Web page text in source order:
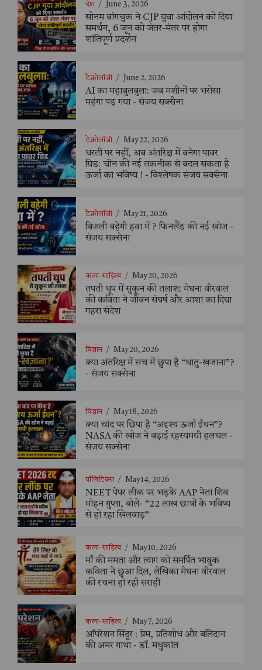
देश / June 3, 2026
सोनम वांगचुक ने CJP युवा आंदोलन को दिया
समर्थन, 6 जून को जंतर-मंतर पर होगा
शांतिपूर्ण प्रदर्शन
टेक्नोलॉजी / June 2, 2026
AI का महाबुलबुला: जब मशीनों पर भरोसा
महंगा पड़ गया - संजय सक्सैना
टेक्नोलॉजी / May 22, 2026
धरती पर नहीं, अब अंतरिक्ष में बनेगा पावर
ग्रिड: चीन की नई तकनीक से बदल सकता है
ऊर्जा का भविष्य ! - विश्लेषक संजय सक्सेना
टेक्नोलॉजी / May 21, 2026
बिजली बहेगी हवा में ? फिनलैंड की नई खोज -
संजय सक्सेना
कला-साहित्य / May 20, 2026
तपती धूप में सुकून की तलाश: मेघना वीरवाल
की कविता ने जीवन संघर्ष और आशा का दिया
गहरा संदेश
विज्ञान / May 20, 2026
क्या अंतरिक्ष में सच में छुपा है “धातु-खजाना”?
- संजय सक्सेना
विज्ञान / May 18, 2026
क्या चांद पर छिपा है “अदृश्य ऊर्जा ईंधन”?
NASA की खोज ने बढ़ाई रहस्यमयी हलचल -
संजय सक्सेना
पॉलिटिक्स / May 14, 2026
NEET पेपर लीक पर भड़के AAP नेता शिव
मोहन गुप्ता, बोले- “22 लाख छात्रों के भविष्य
से हो रहा खिलवाड़”
कला-साहित्य / May 10, 2026
माँ की ममता और त्याग को समर्पित भावुक
कविता ने छुआ दिल, लेखिका मेघना वीरवाल
की रचना हो रही सराही
कला-साहित्य / May 7, 2026
ऑपरेशन सिंदूर : प्रेम, प्रतिशोध और बलिदान
की अमर गाथा - डॉ. मधुकांत